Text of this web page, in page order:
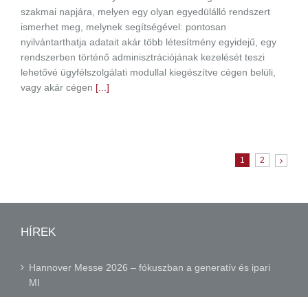
szakmai napjára, melyen egy olyan egyedülálló rendszert
ismerhet meg, melynek segítségével: pontosan
nyilvántarthatja adatait akár több létesítmény egyidejű, egy
rendszerben történő adminisztrációjának kezelését teszi
lehetővé ügyfélszolgálati modullal kiegészítve cégen belüli,
vagy akár cégen [...]
1 2
HÍREK
Hannover Messe 2026 – fókuszban a generatív és ipari
MI